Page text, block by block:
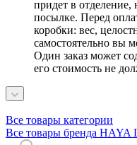
придет в отделение,
посылке. Перед
коробки: вес,
самостоятельно вы
Один заказ может
его стоимость не
Все товары категории
Все товары бренда HAYA